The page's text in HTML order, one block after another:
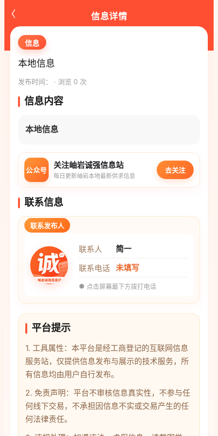
‹ 信息详情
信息
本地信息
发布时间： · 浏览 0 次
信息内容
本地信息
公众号
关注岫岩诚强信息站
每日更新岫岩本地最新供求信息
去关注
联系信息
联系发布人
联系人
简一
联系电话 未填写
● 点击屏幕最下方拨打电话
平台提示
1. 工具属性：本平台是经工商登记的互联网信息
服务站，仅提供信息发布与展示的技术服务，所
有信息均由用户自行发布。
2. 免责声明：平台不审核信息真实性，不参与任
何线下交易，不承担因信息不实或交易产生的任
何法律责任。